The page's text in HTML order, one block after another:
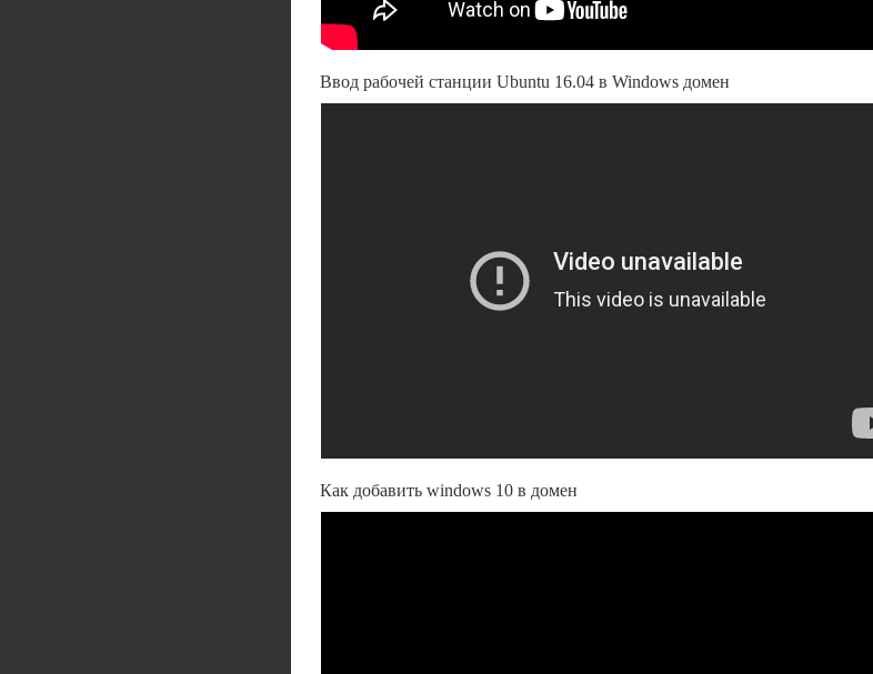
Ввод рабочей станции Ubuntu 16.04 в Windows домен
Как добавить windows 10 в домен